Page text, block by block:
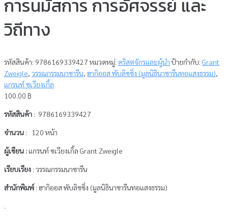
การนมัสการ การอัศจรรย์ และ
วิถีทาง
รหัสสินค้า: 9786169339427 หมวดหมู่: คริสตจักรและผู้นำ ป้ายกำกับ: Grant
Zweigle, วรรณกรรมนาซารีน, ฮากิออส พับลิซซิ่ง (มูลนิธินาซารีนทอแสงธรรม),
แกรนท์ ซเวียงเกิ้ล
100.00 ฿
รหัสสินค้า : 9786169339427
จำนวน : 120 หน้า
ผู้เขียน : แกรนท์ ซเวียงเกิ้ล Grant Zweigle
เรียบเรียง : วรรณกรรมนาซารีน
สำนักพิมพ์ : ฮากิออส พับลิซซิ่ง (มูลนิธินาซารีนทอแสงธรรม)
.